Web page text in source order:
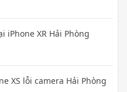
iPhone XR Hải Phòng
XS lỗi camera Hải Phòng